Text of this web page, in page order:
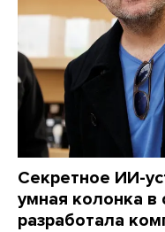
Секретное ИИ-
умная колонка
разработала